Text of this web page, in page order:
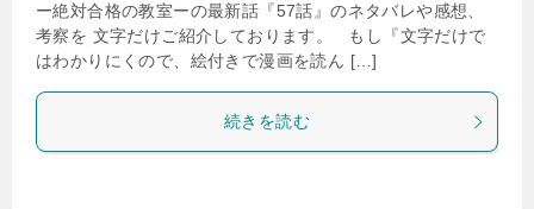
ー絶対合格の教室ーの最新話『57話』のネタバレや感想、
考察を 文字だけご紹介しております。 もし『文字だけで
はわかりにくので、絵付きで漫画を読ん […]
続きを読む